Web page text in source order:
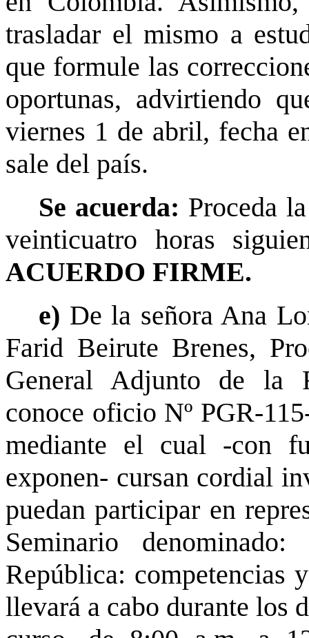
trasladar el mismo a
que formule las
oportunas, advirtiendo
viernes 1 de abril, fecha
sale del país.
Se acuerda: Proceda
veinticuatro horas
ACUERDO FIRME.
e) De la señora Ana
Farid Beirute Brenes,
General Adjunto de la
conoce oficio Nº PGR-
mediante el cual -con
exponen- cursan cordial
puedan participar en
Seminario
República: competencias
llevará a cabo durante los